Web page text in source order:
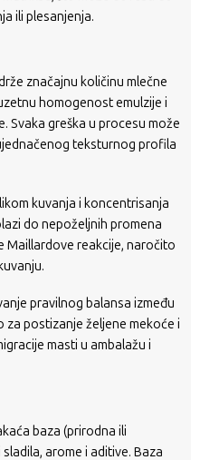
ili plesanjenja.
značajnu količinu mlečne
homogenost emulzije i
Svaka greška u procesu može
teksturnog profila
kuvanja i koncentrisanja
do nepoželjnih promena
Maillardove reakcije, naročito
pravilnog balansa između
za postizanje željene mekoće i
masti u ambalažu i
baza (prirodna ili
arome i aditive. Baza